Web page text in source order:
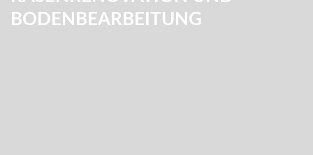
BODENBEARBEITUNG